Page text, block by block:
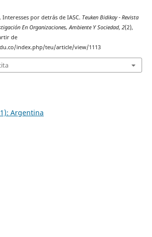
Interesses por detrás de IASC. Teuken Bidikay - Revista
En Organizaciones, Ambiente Y Sociedad, 2(2),
de
index.php/teu/article/view/1113
Argentina